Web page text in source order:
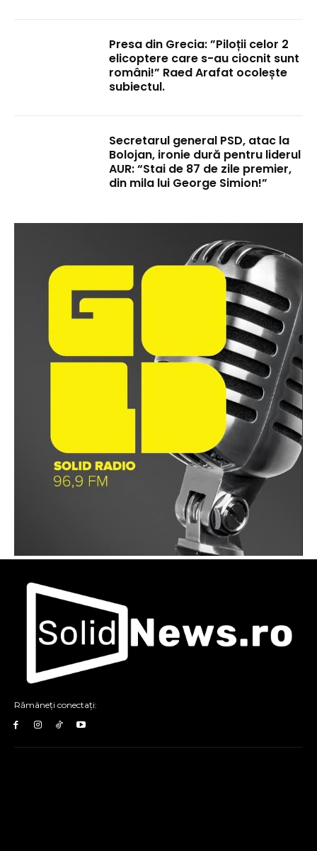
Presa din Grecia: ”Piloții celor 2
elicoptere care s-au ciocnit sunt
români!” Raed Arafat ocolește
subiectul.
Secretarul general PSD, atac la
Bolojan, ironie dură pentru liderul
AUR: “Stai de 87 de zile premier,
din mila lui George Simion!”
Rămâneți conectați: